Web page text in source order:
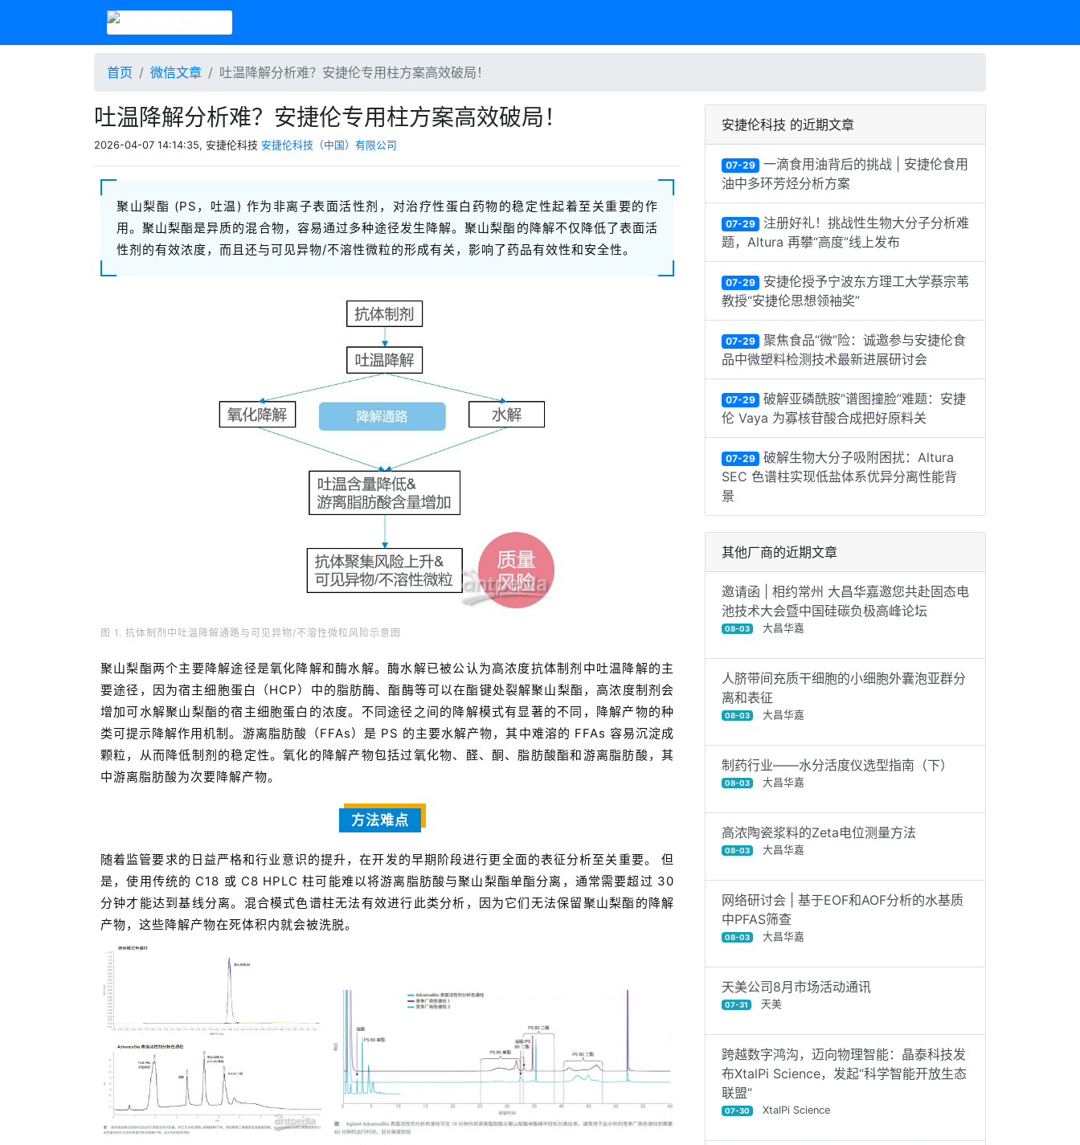
首页 微信文章 吐温降解分析难？安捷伦专用柱方案高效破局！
吐温降解分析难？安捷伦专用柱方案高效破局！
2026-04-07 14:14:35, 安捷伦科技 安捷伦科技（中国）有限公司
聚山梨酯 (PS，吐温) 作为非离子表面活性剂，对治疗性蛋白药物的稳定性起着至关重要的作
用。聚山梨酯是异质的混合物，容易通过多种途径发生降解。聚山梨酯的降解不仅降低了表面活
性剂的有效浓度，而且还与可见异物/不溶性微粒的形成有关，影响了药品有效性和安全性。
图 1. 抗体制剂中吐温降解通路与可见异物/不溶性微粒风险示意图
聚山梨酯两个主要降解途径是氧化降解和酶水解。酶水解已被公认为高浓度抗体制剂中吐温降解的主
要途径，因为宿主细胞蛋白（HCP）中的脂肪酶、酯酶等可以在酯键处裂解聚山梨酯，高浓度制剂会
增加可水解聚山梨酯的宿主细胞蛋白的浓度。不同途径之间的降解模式有显著的不同，降解产物的种
类可提示降解作用机制。游离脂肪酸（FFAs）是 PS 的主要水解产物，其中难溶的 FFAs 容易沉淀成
颗粒，从而降低制剂的稳定性。氧化的降解产物包括过氧化物、醛、酮、脂肪酸酯和游离脂肪酸，其
中游离脂肪酸为次要降解产物。
方法难点
随着监管要求的日益严格和行业意识的提升，在开发的早期阶段进行更全面的表征分析至关重要。 但
是，使用传统的 C18 或 C8 HPLC 柱可能难以将游离脂肪酸与聚山梨酯单酯分离，通常需要超过 30
分钟才能达到基线分离。混合模式色谱柱无法有效进行此类分析，因为它们无法保留聚山梨酯的降解
产物，这些降解产物在死体积内就会被洗脱。
安捷伦科技 的近期文章
07-29 一滴食用油背后的挑战 | 安捷伦食用
油中多环芳烃分析方案
07-29 注册好礼！挑战性生物大分子分析难
题，Altura 再攀“高度”线上发布
07-29 安捷伦授予宁波东方理工大学蔡宗苇
教授“安捷伦思想领袖奖”
07-29 聚焦食品“微”险：诚邀参与安捷伦食
品中微塑料检测技术最新进展研讨会
07-29 破解亚磷酰胺“谱图撞脸”难题：安捷
伦 Vaya 为寡核苷酸合成把好原料关
07-29 破解生物大分子吸附困扰：Altura
SEC 色谱柱实现低盐体系优异分离性能背
景
其他厂商的近期文章
邀请函 | 相约常州 大昌华嘉邀您共赴固态电
池技术大会暨中国硅碳负极高峰论坛
08-03 大昌华嘉
人脐带间充质干细胞的小细胞外囊泡亚群分
离和表征
08-03 大昌华嘉
制药行业——水分活度仪选型指南（下）
08-03 大昌华嘉
高浓陶瓷浆料的Zeta电位测量方法
08-03 大昌华嘉
网络研讨会 | 基于EOF和AOF分析的水基质
中PFAS筛查
08-03 大昌华嘉
天美公司8月市场活动通讯
07-31 天美
跨越数字鸿沟，迈向物理智能：晶泰科技发
布XtalPi Science，发起“科学智能开放生态
联盟”
07-30 XtalPi Science